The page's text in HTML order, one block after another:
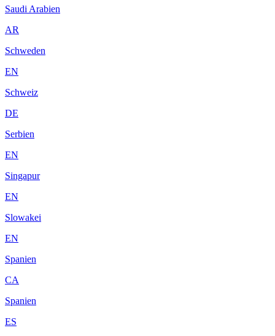
Saudi Arabien
AR
Schweden
EN
Schweiz
DE
Serbien
EN
Singapur
EN
Slowakei
EN
Spanien
CA
Spanien
ES